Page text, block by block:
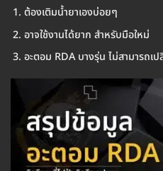
ต้องเติมน้ำยาเองบ่อยๆ
อาจใช้งานได้ยาก สำหรับมือใหม่
อะตอม RDA บางรุ่น ไม่สามารถเ